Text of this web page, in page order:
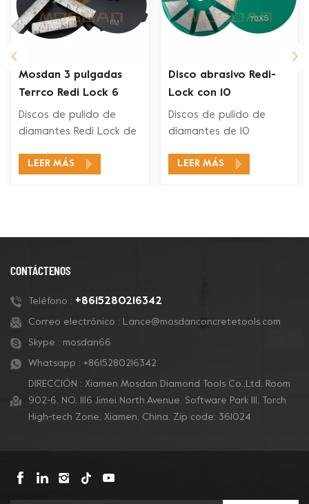
Mosdan 3 pulgadas
Terrco Redi Lock 6
barras Placa de pulido
de diamante para
Discos de pulido de
diamantes Redi Lock de
son compatibles con los
LEER MÁS
Disco abrasivo Redi-
Lock con 10
segmentos biselados
para amoladoras de
Discos de pulido de
diamantes de 10
3 pulgadas son
LEER MÁS
CONTÁCTENOS
Teléfono : +8615280216342
Correo electrónico : Lance@mosdanconcretetools.com
Skype : mosdan66
Whatsapp : +8615280216342
DIRECCIÓN : Xiamen Mosdan Diamond Tools Co.,Ltd. Room
902-6, NO. 1116 Jimei North Avenue, Software Park Ill, Torch
High-tech Zone, Xiamen, China. Zip code: 361024